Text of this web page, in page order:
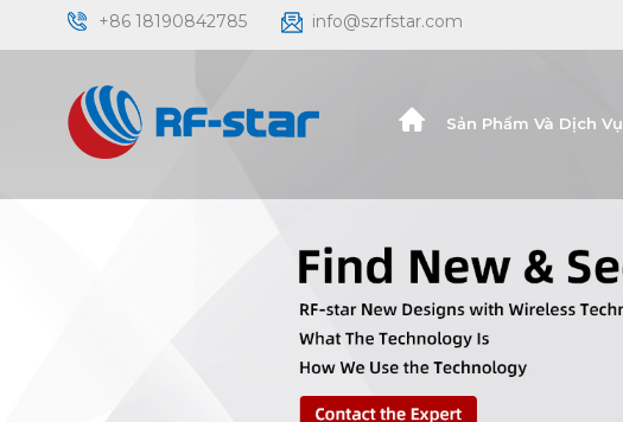
+86 18190842785 info@szrfstar.com
Sản Phẩm Và Dịch Vụ